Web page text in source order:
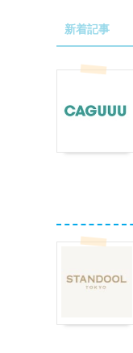
新着記事